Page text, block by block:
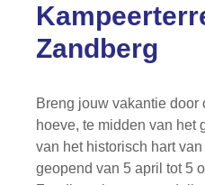
Zandberg
Breng jouw vakantie door
hoeve, te midden van het
van het historisch hart
geopend van 5 april tot 5